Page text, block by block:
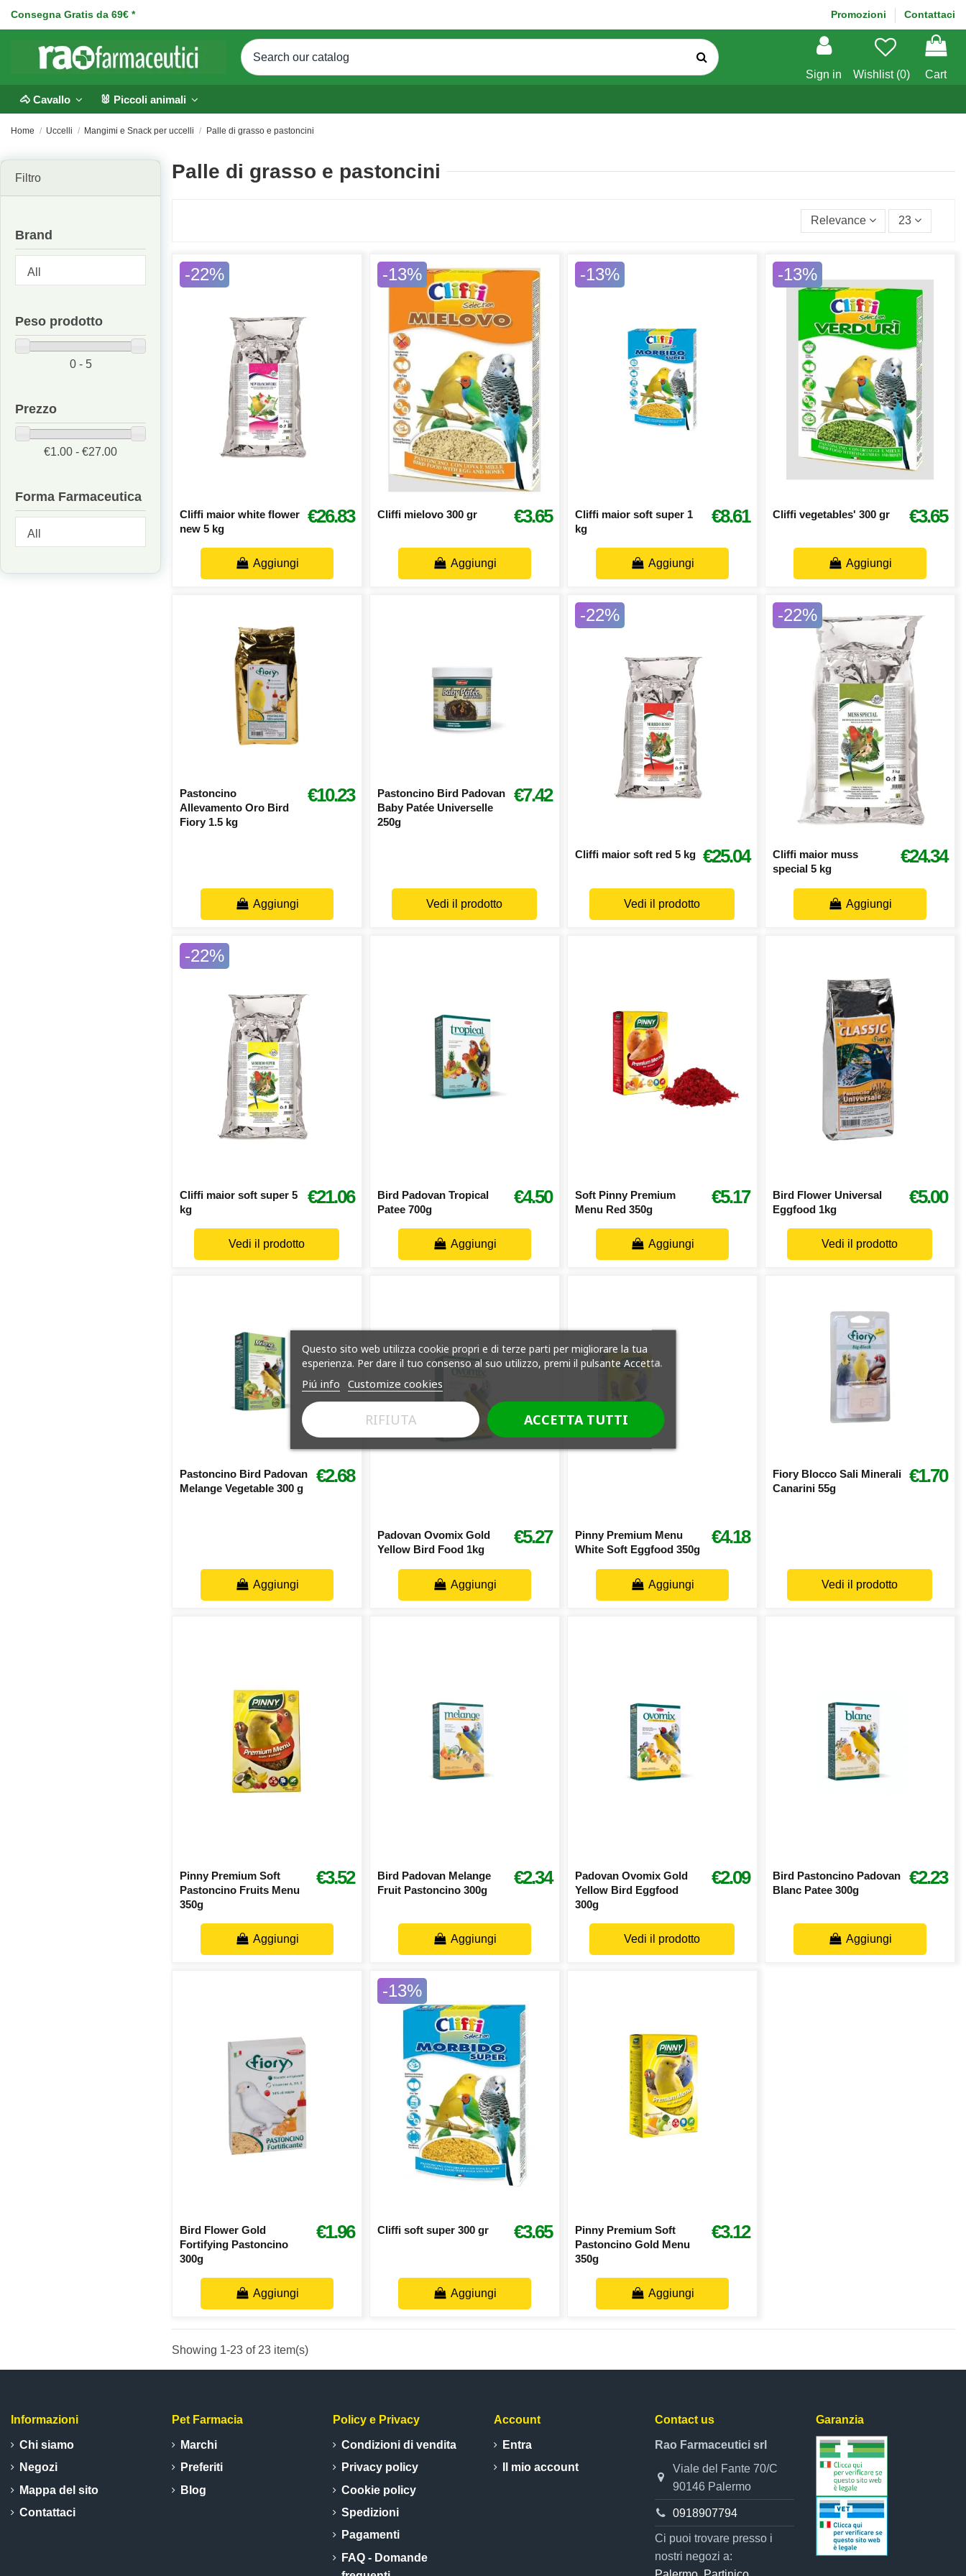
Consegna Gratis da 69€ * Promozioni Contattaci
Sign in Wishlist (0) Cart
🐴 Cavallo 🐰 Piccoli animali
Home Uccelli Mangimi e Snack per uccelli Palle di grasso e pastoncini
Palle di grasso e pastoncini
Relevance 23
-22%
Cliffi maior white flower
new 5 kg
€26.83
Aggiungi
-13%
Cliffi mielovo 300 gr €3.65
Aggiungi
-13%
Cliffi maior soft super 1
kg
€8.61
Aggiungi
-13%
Cliffi vegetables' 300 gr €3.65
Aggiungi
Pastoncino
Allevamento Oro Bird
Fiory 1.5 kg
€10.23
Aggiungi
Pastoncino Bird Padovan
Baby Patée Universelle
250g
€7.42
Vedi il prodotto
-22%
Cliffi maior soft red 5 kg €25.04
Vedi il prodotto
-22%
Cliffi maior muss
special 5 kg
€24.34
Aggiungi
-22%
Cliffi maior soft super 5
kg
€21.06
Vedi il prodotto
Bird Padovan Tropical
Patee 700g
€4.50
Aggiungi
Soft Pinny Premium
Menu Red 350g
€5.17
Aggiungi
Bird Flower Universal
Eggfood 1kg
€5.00
Vedi il prodotto
Pastoncino Bird Padovan
Melange Vegetable 300 g
€2.68
Aggiungi
Padovan Ovomix Gold
Yellow Bird Food 1kg
€5.27
Aggiungi
Pinny Premium Menu
White Soft Eggfood 350g
€4.18
Aggiungi
Fiory Blocco Sali Minerali
Canarini 55g
€1.70
Vedi il prodotto
Pinny Premium Soft
Pastoncino Fruits Menu
350g
€3.52
Aggiungi
Bird Padovan Melange
Fruit Pastoncino 300g
€2.34
Aggiungi
Padovan Ovomix Gold
Yellow Bird Eggfood
300g
€2.09
Vedi il prodotto
Bird Pastoncino Padovan
Blanc Patee 300g
€2.23
Aggiungi
Bird Flower Gold
Fortifying Pastoncino
300g
€1.96
Aggiungi
-13%
Cliffi soft super 300 gr €3.65
Aggiungi
Pinny Premium Soft
Pastoncino Gold Menu
350g
€3.12
Aggiungi
Showing 1-23 of 23 item(s)
Filtro
Brand
Peso prodotto
0 - 5
Prezzo
€1.00 - €27.00
Forma Farmaceutica
Questo sito web utilizza cookie propri e di terze parti per migliorare la tua
esperienza. Per dare il tuo consenso al suo utilizzo, premi il pulsante Accetta.
Piú info Customize cookies
RIFIUTA ACCETTA TUTTI
Informazioni
Chi siamo
Negozi
Mappa del sito
Contattaci
Pet Farmacia
Marchi
Preferiti
Blog
Policy e Privacy
Condizioni di vendita
Privacy policy
Cookie policy
Spedizioni
Pagamenti
FAQ - Domande
Account
Entra
Il mio account
Contact us
Rao Farmaceutici srl
Viale del Fante 70/C
90146 Palermo
0918907794
Ci puoi trovare presso i
nostri negozi a:
Garanzia